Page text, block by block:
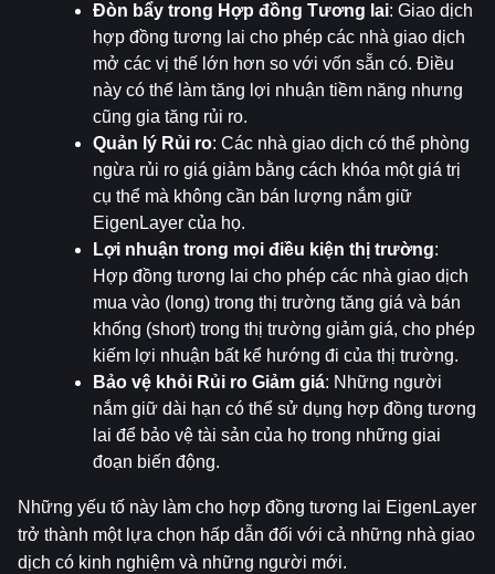
Đòn bẩy trong Hợp đồng Tương lai: Giao dịch
hợp đồng tương lai cho phép các nhà giao dịch
mở các vị thế lớn hơn so với vốn sẵn có. Điều
này có thể làm tăng lợi nhuận tiềm năng nhưng
cũng gia tăng rủi ro.
Quản lý Rủi ro: Các nhà giao dịch có thể phòng
ngừa rủi ro giá giảm bằng cách khóa một giá trị
cụ thể mà không cần bán lượng nắm giữ
EigenLayer của họ.
Lợi nhuận trong mọi điều kiện thị trường:
Hợp đồng tương lai cho phép các nhà giao dịch
mua vào (long) trong thị trường tăng giá và bán
khống (short) trong thị trường giảm giá, cho phép
kiếm lợi nhuận bất kể hướng đi của thị trường.
Bảo vệ khỏi Rủi ro Giảm giá: Những người
nắm giữ dài hạn có thể sử dụng hợp đồng tương
lai để bảo vệ tài sản của họ trong những giai
đoạn biến động.
Những yếu tố này làm cho hợp đồng tương lai EigenLayer
trở thành một lựa chọn hấp dẫn đối với cả những nhà giao
dịch có kinh nghiệm và những người mới.